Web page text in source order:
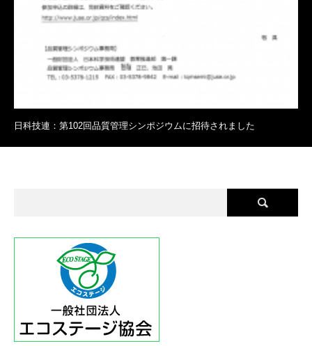
日科技連：第102回品質管理シンポジウムに招待されました